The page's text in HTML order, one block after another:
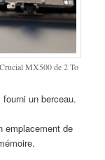
MX500 de 2 To
un berceau.
emplacement de